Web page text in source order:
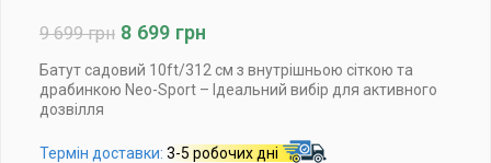
9 699грн 8 699 грн
Батут садовий 10ft/312 см з внутрішньою сіткою та
драбинкою Neo-Sport – Ідеальний вибір для активного
дозвілля
Термін доставки: 3-5 робочих дні